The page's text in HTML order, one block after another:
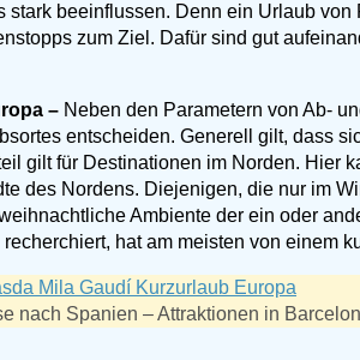
beeinflussen. Denn ein Urlaub
zum Ziel. Dafür sind gut
– Neben den Parametern von Ab-
entscheiden. Generell gilt, dass
gilt für Destinationen im Norden.
des Nordens. Diejenigen, die nur im
Ambiente der ein oder
hat am meisten von einem
nach Spanien – Attraktionen in